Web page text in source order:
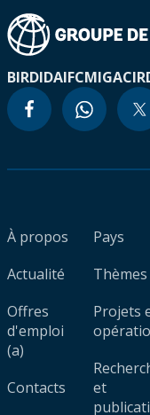
BIRDIDAIFCMIGA
À propos
Actualité
Offres
d'emploi
(a)
Contacts
Pays
Thèmes
Projets
et